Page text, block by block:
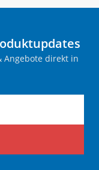
Angebote direkt in